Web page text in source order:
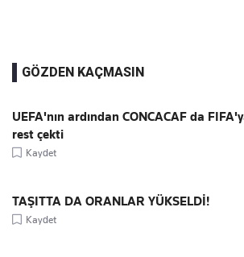
GÖZDEN KAÇMASIN
UEFA'nın ardından CONCACAF da
rest çekti
Kaydet
TAŞITTA DA ORANLAR YÜKSELDİ!
Kaydet